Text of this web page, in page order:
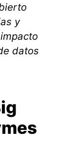
y
datos